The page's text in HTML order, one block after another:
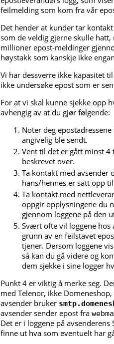
feilmelding som kom fra vår
Det hender at kunder tar
som de veldig gjerne skulle
millioner epost-meldinger
høystakk som kanskje ikke
Vi har dessverre ikke kapasitet
ikke undersøke epost som er
For at vi skal kunne sjekke opp
avhengig av at du gjør følgende:
Noter deg
angivelig ble sendt.
Vent til det er gått minst
beskrevet over.
Ta kontakt med avsender
hans/hennes er satt opp
Ta kontakt med
oppgir opplysningene du
gjennom loggene på den
Svært ofte vil loggene hos
grunn av en feilstavet
tjener. Dersom loggene
så kan du gå videre og
dem sjekke i sine logger
Punkt 4 er viktig å merke seg.
med Telenor, ikke
avsender bruker
avsender sender epost fra
Det er i loggene på
finne ut hva som eventuelt har